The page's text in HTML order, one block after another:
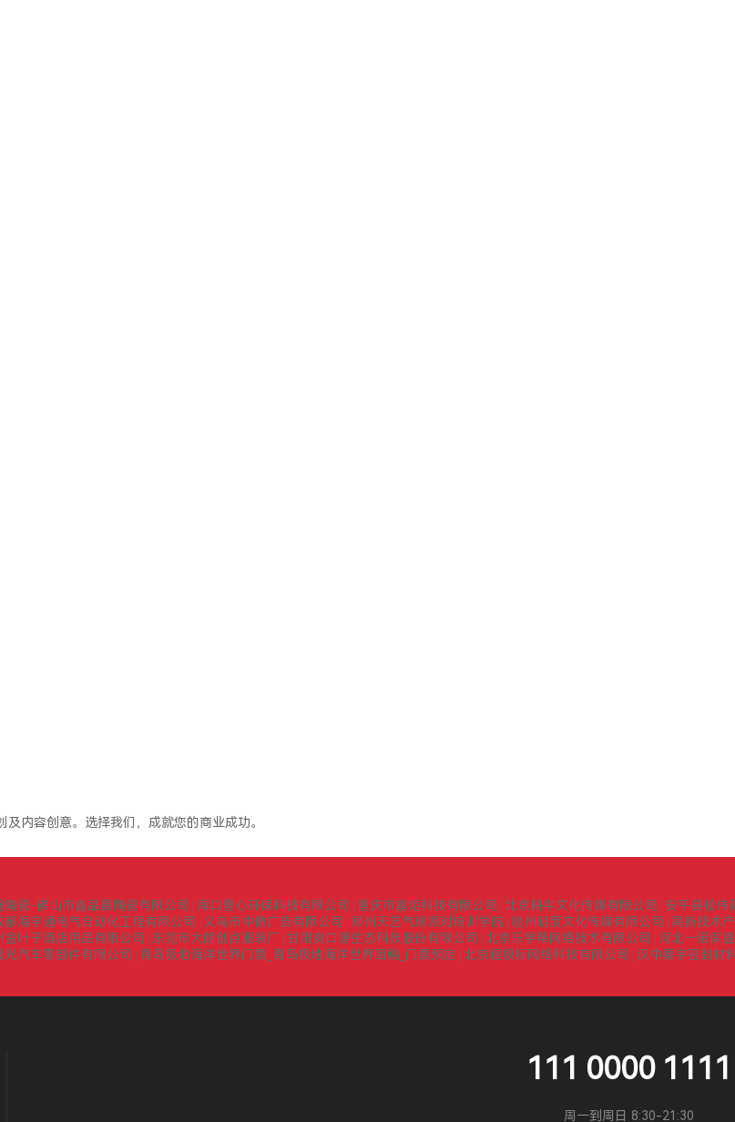
内容创意。选择我们，成就您的商业成功。
陶瓷-佛山市鑫品嘉陶瓷有限公司 海口壹心环保科技有限公司 重庆市富炬科技有限公司 北京耕牛文化传媒有限公司
安平县松伟
都海宇通电气自动化工程有限公司 义乌市中傲广告有限公司 郑州天艺气球派对培训学院 赣州明度文化传媒有限公司
高新技术
金叶子酒店用品有限公司 东莞市大朗创点服装厂 甘肃爽口源生态科技股份有限公司 北京乐学帮网络技术有限公司
河北一诺保
汽车零部件有限公司 青岛极地海洋世界门票_青岛极地海洋世界团购_门票预定 北京程极标网络科技有限公司
汉中秦宇密封材
111 0000 1111
周一到周日 8:30-21:30